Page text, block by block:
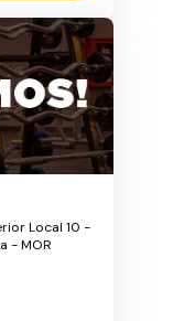
Local 10 -
- MOR